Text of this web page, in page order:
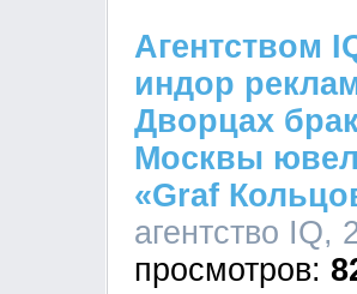
Агентством
индор
Дворцах
Москвы
«Graf
агентство IQ,